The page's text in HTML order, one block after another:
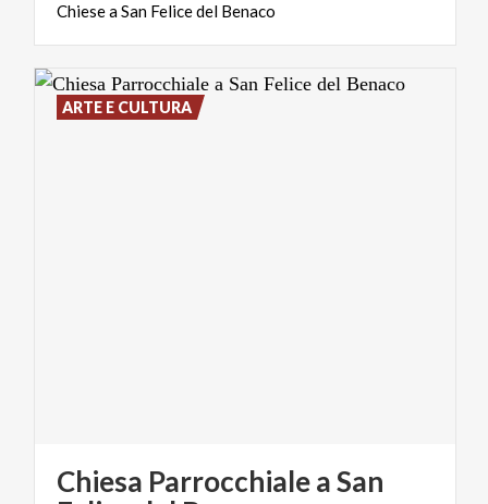
ChieseaSan Felicedel Benaco
Chiesa Parrocchiale a San
ARTE E CULTURA